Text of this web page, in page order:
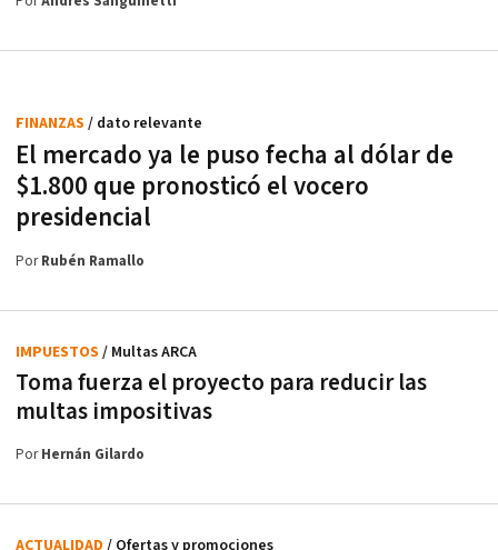
El mercado ya le puso fecha al dólar de
$1.800 que pronosticó el vocero
presidencial
FINANZAS / dato relevante
PorRubén Ramallo
Toma fuerza el proyecto para reducir las
multas impositivas
IMPUESTOS / Multas ARCA
PorHernán Gilardo
ACTUALIDAD / Ofertas y promociones